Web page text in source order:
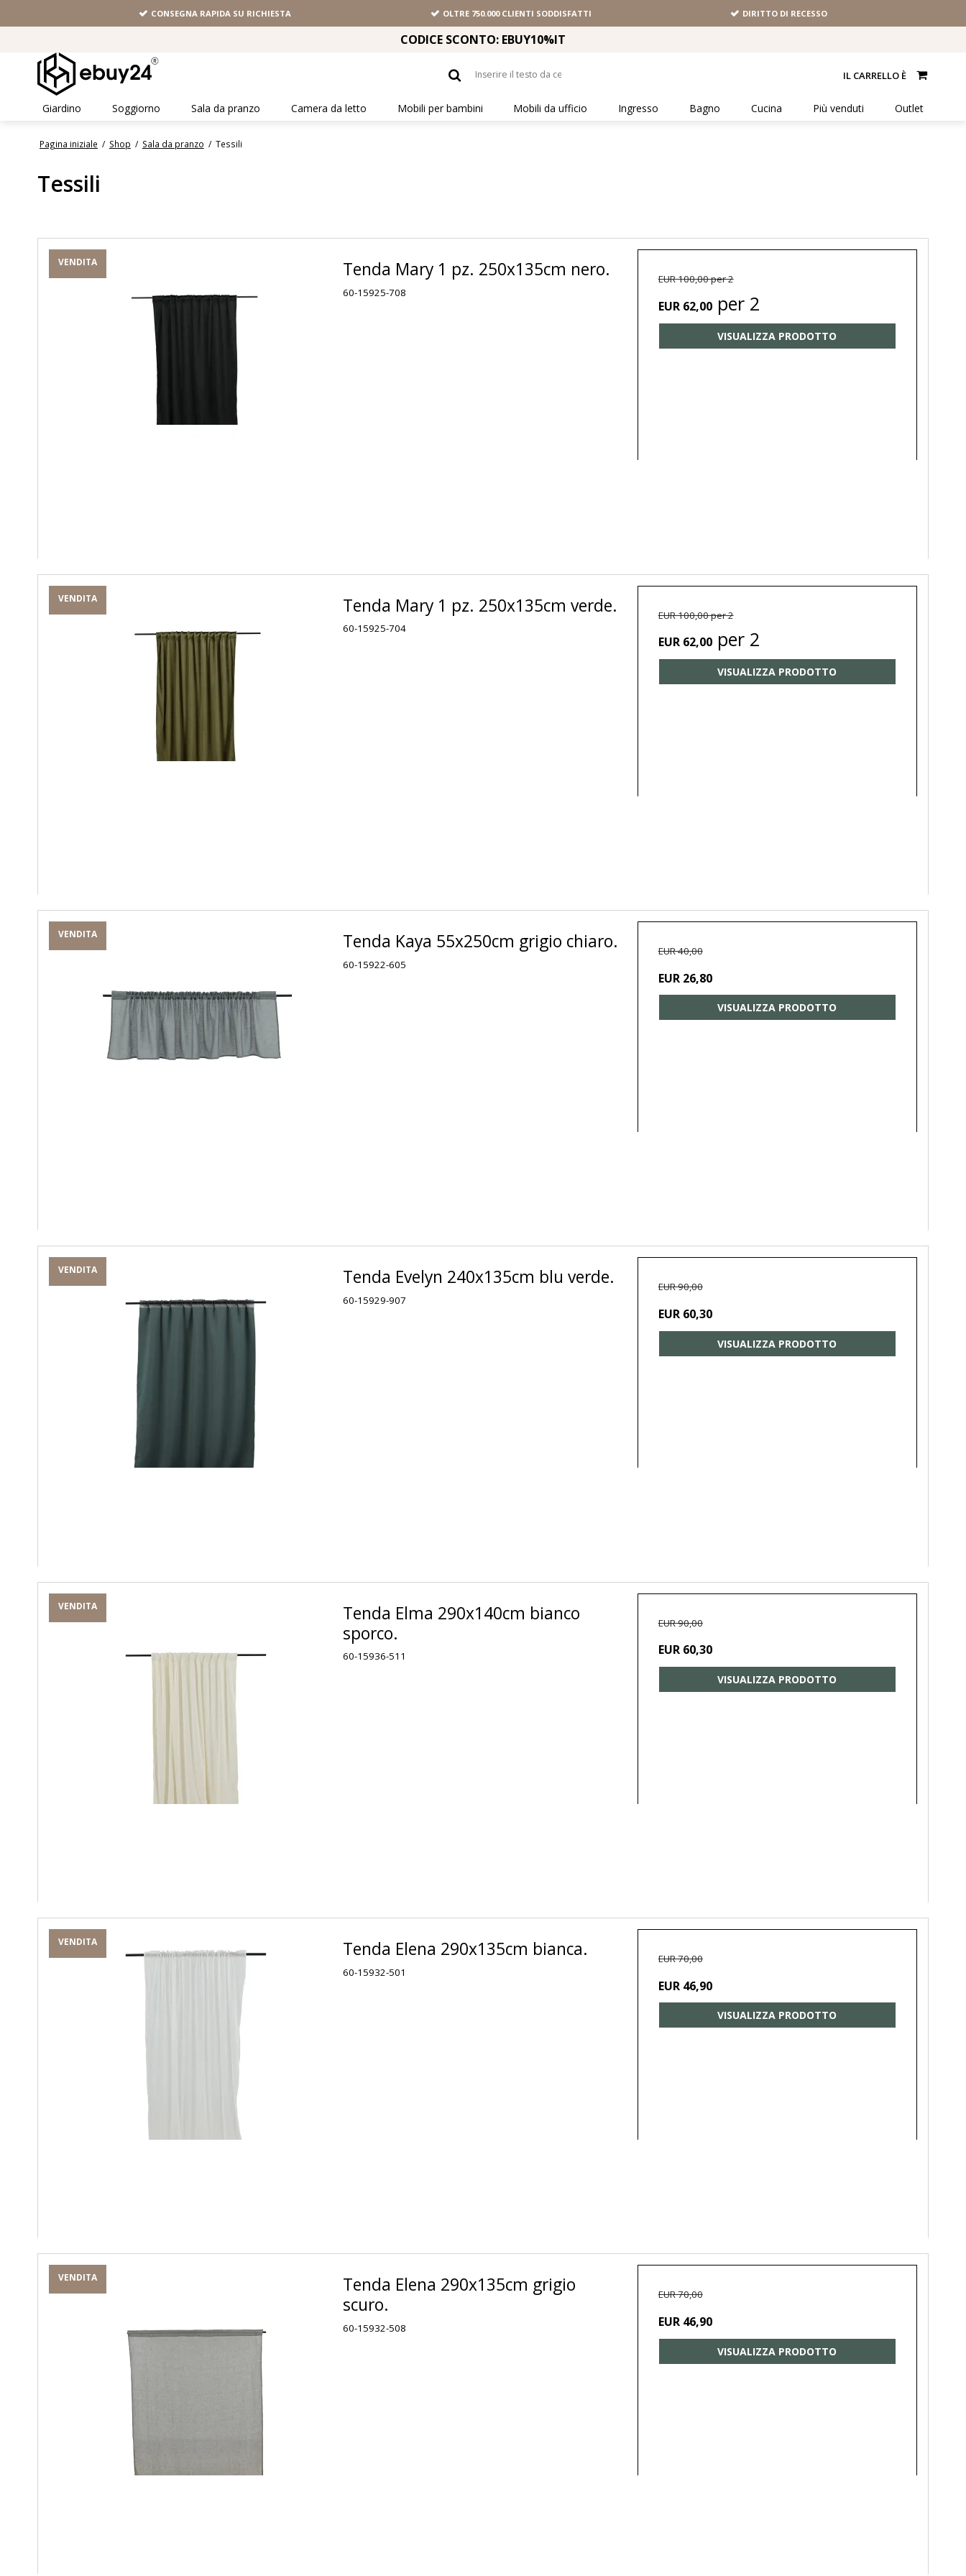
CONSEGNA RAPIDA SU RICHIESTA OLTRE 750.000 CLIENTI SODDISFATTI DIRITTO DI RECESSO
CODICE SCONTO: EBUY10%IT
IL CARRELLO È
Giardino Soggiorno Sala da pranzo Camera da letto Mobili per bambini Mobili da ufficio Ingresso Bagno Cucina Più venduti Outlet
Pagina iniziale / Shop / Sala da pranzo / Tessili
Tessili
VENDITA Tenda Mary 1 pz. 250x135cm nero.
60-15925-708
EUR 100,00 per 2
EUR 62,00per 2
VISUALIZZA PRODOTTO
VENDITA Tenda Mary 1 pz. 250x135cm verde.
60-15925-704
EUR 100,00 per 2
EUR 62,00per 2
VISUALIZZA PRODOTTO
VENDITA Tenda Kaya 55x250cm grigio chiaro.
60-15922-605
EUR 40,00
EUR 26,80
VISUALIZZA PRODOTTO
VENDITA Tenda Evelyn 240x135cm blu verde.
60-15929-907
EUR 90,00
EUR 60,30
VISUALIZZA PRODOTTO
VENDITA
Tenda Elma 290x140cm bianco
sporco.
60-15936-511
EUR 90,00
EUR 60,30
VISUALIZZA PRODOTTO
VENDITA Tenda Elena 290x135cm bianca.
60-15932-501
EUR 70,00
EUR 46,90
VISUALIZZA PRODOTTO
VENDITA
Tenda Elena 290x135cm grigio
scuro.
60-15932-508
EUR 70,00
EUR 46,90
VISUALIZZA PRODOTTO